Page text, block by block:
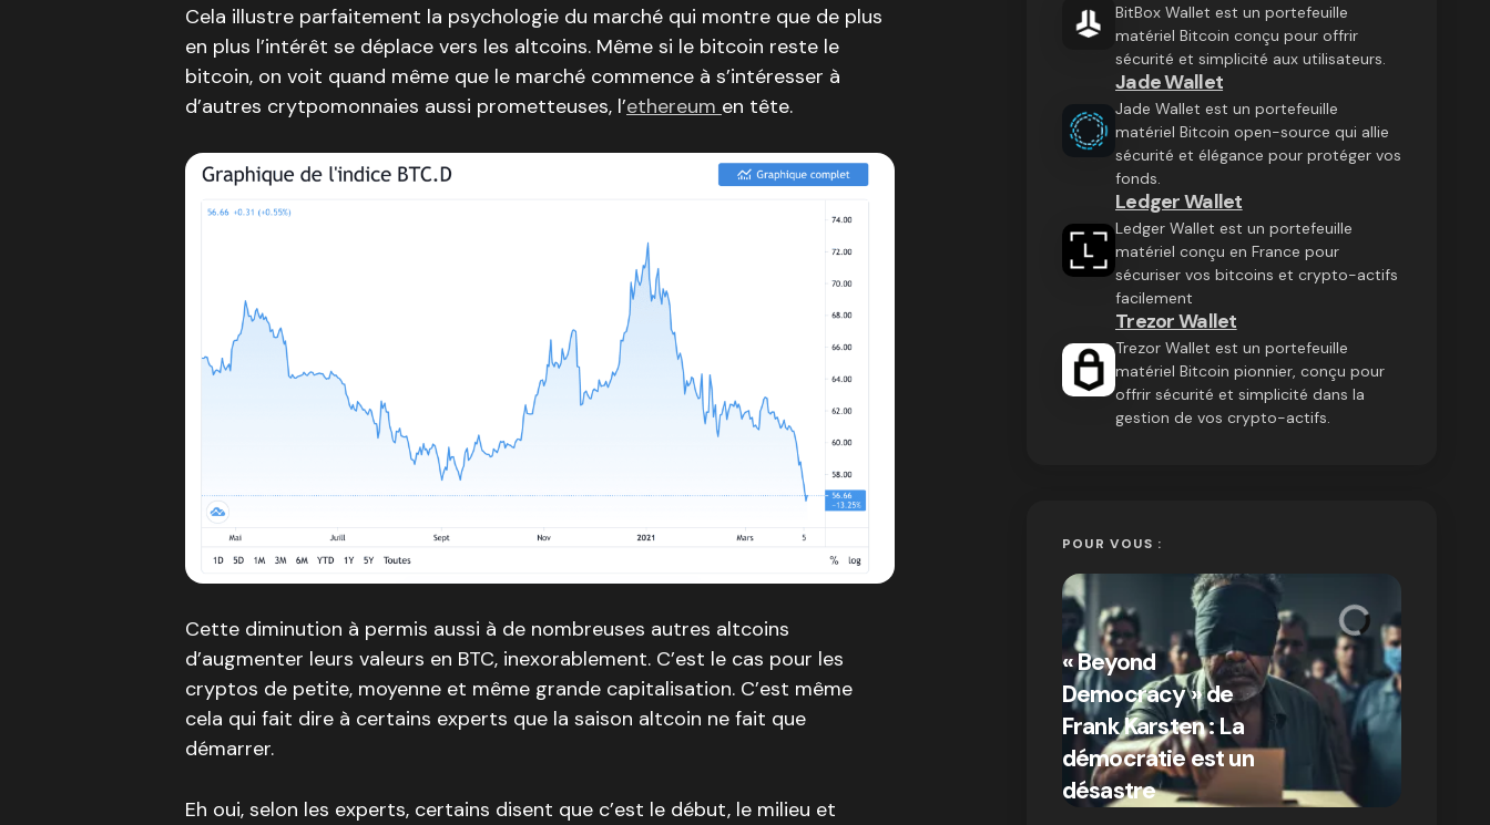
Cela illustre parfaitement la psychologie du marché qui montre que de plus
en plus l’intérêt se déplace vers les altcoins. Même si le bitcoin reste le
bitcoin, on voit quand même que le marché commence à s’intéresser à
d’autres crytpomonnaies aussi prometteuses, l’ethereum en tête.
Cette diminution à permis aussi à de nombreuses autres altcoins
d’augmenter leurs valeurs en BTC, inexorablement. C’est le cas pour les
cryptos de petite, moyenne et même grande capitalisation. C’est même
cela qui fait dire à certains experts que la saison altcoin ne fait que
démarrer.
Eh oui, selon les experts, certains disent que c’est le début, le milieu et
BitBox Wallet est un portefeuille
matériel Bitcoin conçu pour offrir
sécurité et simplicité aux utilisateurs.
Jade Wallet
Jade Wallet est un portefeuille
matériel Bitcoin open-source qui allie
sécurité et élégance pour protéger vos
fonds.
Ledger Wallet
Ledger Wallet est un portefeuille
matériel conçu en France pour
sécuriser vos bitcoins et crypto-actifs
facilement
Trezor Wallet
Trezor Wallet est un portefeuille
matériel Bitcoin pionnier, conçu pour
offrir sécurité et simplicité dans la
gestion de vos crypto-actifs.
POUR VOUS :
« Beyond
Democracy » de
Frank Karsten : La
démocratie est un
désastre
on 03/10/2024